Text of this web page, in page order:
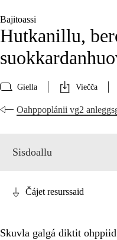
Bajitoassi
Hutkanillu,
Giella Viečča
Oahppoplánii vg2
Sisdoallu
Čájet resurssaid
Skuvla galgá diktit